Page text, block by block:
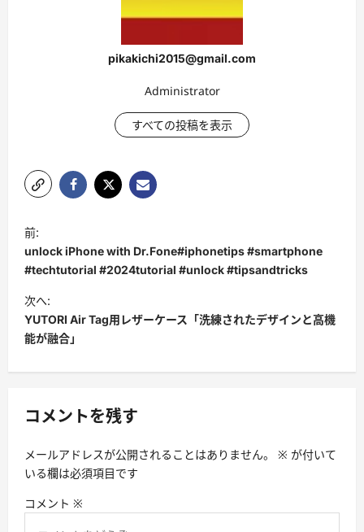
pikakichi2015@gmail.com
Administrator
すべての投稿を表示
投
稿
ナ
ビ
ゲ
ー
シ
ン
前:
unlock iPhone with Dr.Fone#iphonetips #smartphone
#techtutorial #2024tutorial #unlock #tipsandtricks
次へ:
YUTORI Air Tag用レザーケース「洗練されたデザインと高機
能が融合」
コメントを残す
メールアドレスが公開されることはありません。 ※ が付いて
いる欄は必須項目です
コメント ※